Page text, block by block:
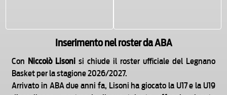
Inserimento nel roster da ABA
Con Niccolò Lisoni si chiude il roster ufficiale del Legnano
Basket per la stagione 2026/2027.
Arrivato in ABA due anni fa, Lisoni ha giocato la U17 e la U19